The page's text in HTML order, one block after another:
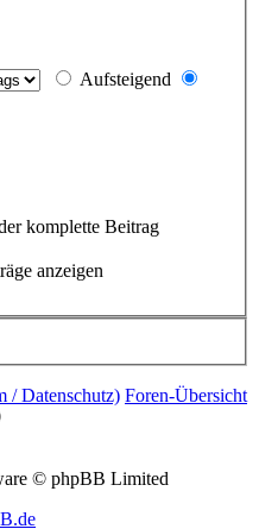
Aufsteigend
komplette Beitrag
anzeigen
/ Datenschutz) Foren-Übersicht
© phpBB Limited